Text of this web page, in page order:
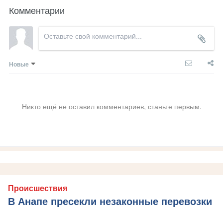
Комментарии
Новые
Никто ещё не оставил комментариев, станьте первым.
Происшествия
В Анапе пресекли незаконные перевозки